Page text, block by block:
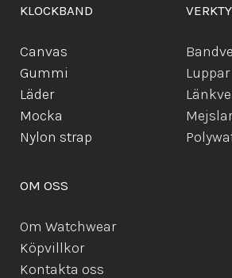
KLOCKBAND
Canvas
Gummi
Läder
Mocka
Nylon strap
Luppar
Mejslar
OM OSS
Om Watchwear
Köpvillkor
Kontakta oss